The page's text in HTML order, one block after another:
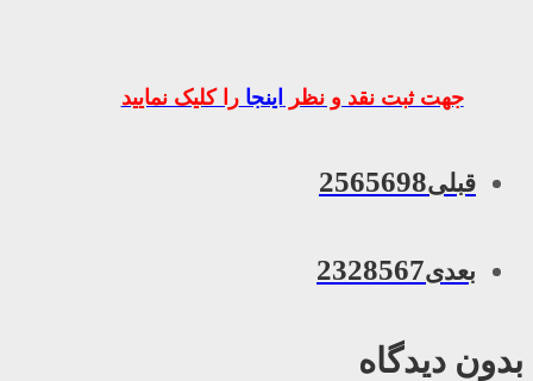
جهت ثبت نقد و نظر اینجارا کلیک نمایید
قبلی2565698
بعدی2328567
بدون دیدگاه